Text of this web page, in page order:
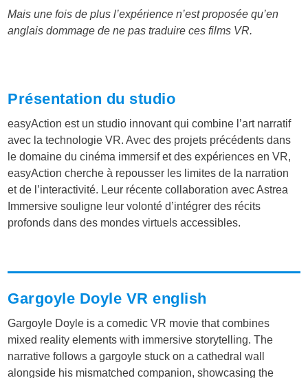
Mais une fois de plus l’expérience n’est proposée qu’en
anglais dommage de ne pas traduire ces films VR.
Présentation du studio
easyAction est un studio innovant qui combine l’art narratif
avec la technologie VR. Avec des projets précédents dans
le domaine du cinéma immersif et des expériences en VR,
easyAction cherche à repousser les limites de la narration
et de l’interactivité. Leur récente collaboration avec Astrea
Immersive souligne leur volonté d’intégrer des récits
profonds dans des mondes virtuels accessibles.
Gargoyle Doyle VR english
Gargoyle Doyle is a comedic VR movie that combines
mixed reality elements with immersive storytelling. The
narrative follows a gargoyle stuck on a cathedral wall
alongside his mismatched companion, showcasing the